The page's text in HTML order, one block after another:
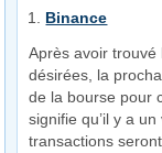
Binance
Après avoir
désirées, la
de la bourse pour
signifie qu’il y a
transactions